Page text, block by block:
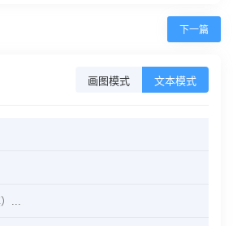
下一篇
画图模式 文本模式